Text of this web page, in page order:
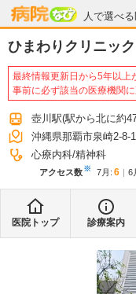
人で選べ
病院なび
ひまわりクリニック
最終情報更新日から5年以上
事前に必ず該当の医療機関に
壺川駅(駅から北に約
沖縄県那覇市泉崎2-8-
心療内科 精神科
アクセス数※ 7月 : 6 6
医院トップ 診療案内